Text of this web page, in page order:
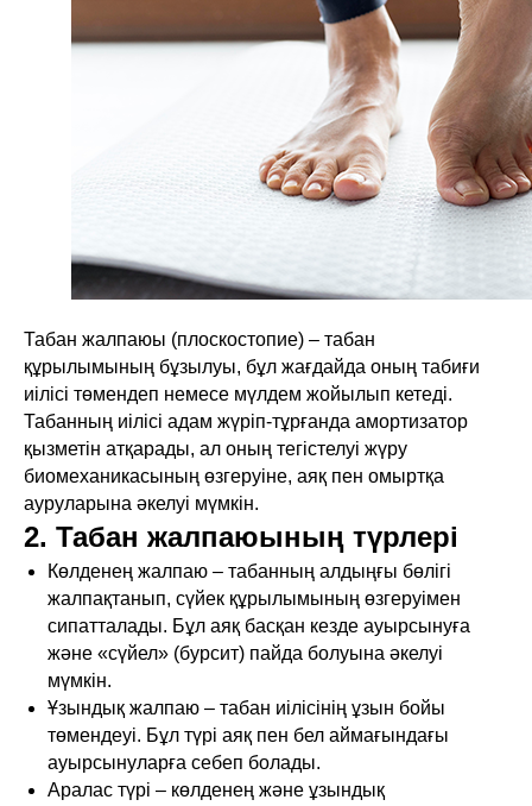
Табан жалпаюы (плоскостопие) – табан
құрылымының бұзылуы, бұл жағдайда оның табиғи
иілісі төмендеп немесе мүлдем жойылып кетеді.
Табанның иілісі адам жүріп-тұрғанда амортизатор
қызметін атқарады, ал оның тегістелуі жүру
биомеханикасының өзгеруіне, аяқ пен омыртқа
ауруларына әкелуі мүмкін.
2. Табан жалпаюының түрлері
Көлденең жалпаю – табанның алдыңғы бөлігі
жалпақтанып, сүйек құрылымының өзгеруімен
сипатталады. Бұл аяқ басқан кезде ауырсынуға
және «сүйел» (бурсит) пайда болуына әкелуі
мүмкін.
Ұзындық жалпаю – табан иілісінің ұзын бойы
төмендеуі. Бұл түрі аяқ пен бел аймағындағы
ауырсынуларға себеп болады.
Аралас түрі – көлденең және ұзындық